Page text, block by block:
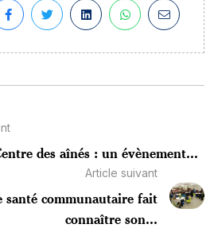
des aînés : un évènement...
Article suivant
santé communautaire fait
connaître son...